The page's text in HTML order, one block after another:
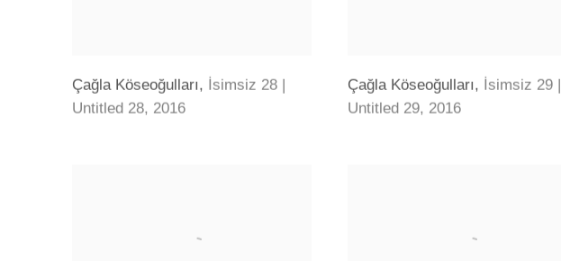
Çağla Köseoğulları, İsimsiz 28 |
Untitled 28, 2016
Çağla Köseoğulları, İsimsiz 29 |
Untitled 29, 2016